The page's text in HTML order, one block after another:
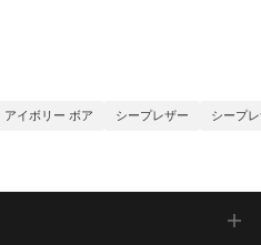
アイボリー ボア シープレザー シープ